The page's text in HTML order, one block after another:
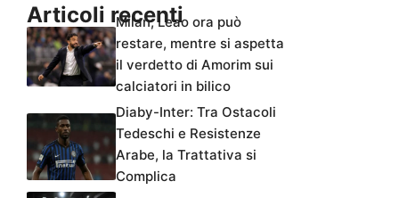
Articoli recenti
Milan, Leao ora può
restare, mentre si aspetta
il verdetto di Amorim sui
calciatori in bilico
Diaby-Inter: Tra Ostacoli
Tedeschi e Resistenze
Arabe, la Trattativa si
Complica